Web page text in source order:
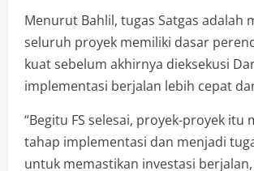
Menurut Bahlil, tugas Satgas adalah
seluruh proyek memiliki dasar
kuat sebelum akhirnya dieksekusi
implementasi berjalan lebih cepat
“Begitu FS selesai, proyek-proyek itu
tahap implementasi dan menjadi
untuk memastikan investasi